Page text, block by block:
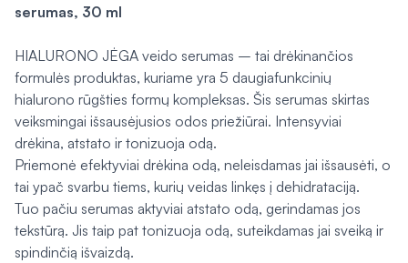
serumas, 30 ml
HIALURONO JĖGA veido serumas – tai drėkinančios
formulės produktas, kuriame yra 5 daugiafunkcinių
hialurono rūgšties formų kompleksas. Šis serumas skirtas
veiksmingai išsausėjusios odos priežiūrai. Intensyviai
drėkina, atstato ir tonizuoja odą.
Priemonė efektyviai drėkina odą, neleisdamas jai išsausėti, o
tai ypač svarbu tiems, kurių veidas linkęs į dehidrataciją.
Tuo pačiu serumas aktyviai atstato odą, gerindamas jos
tekstūrą. Jis taip pat tonizuoja odą, suteikdamas jai sveiką ir
spindinčią išvaizdą.